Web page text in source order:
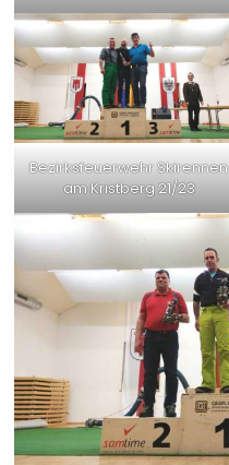
Bezirksfeuerwehr Skirennen
am Kristberg 21/23